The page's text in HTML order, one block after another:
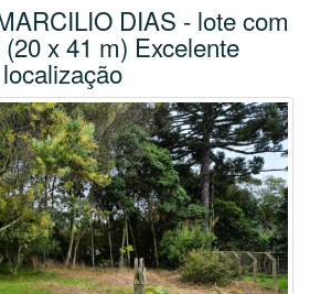
DIAS - lote com
x 41 m) Excelente
localização